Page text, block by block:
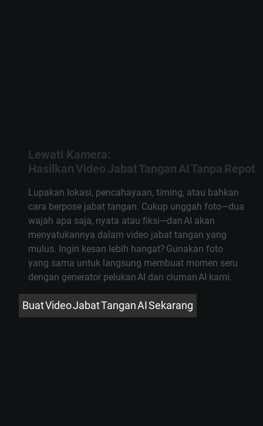
Lewati Kamera:
Hasilkan Video Jabat Tangan AI Tanpa Repot
Lupakan lokasi, pencahayaan, timing, atau bahkan
cara berpose jabat tangan. Cukup unggah foto—dua
wajah apa saja, nyata atau fiksi—dan AI akan
menyatukannya dalam video jabat tangan yang
mulus. Ingin kesan lebih hangat? Gunakan foto
yang sama untuk langsung membuat momen seru
dengan generator pelukan AI dan ciuman AI kami.
Buat Video Jabat Tangan AI Sekarang